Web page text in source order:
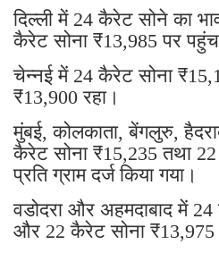
दिल्ली में 24 कैरेट सोने का
कैरेट सोना ₹13,985 पर पहुंच
चेन्नई में 24 कैरेट सोना
₹13,900 रहा।
मुंबई, कोलकाता, बेंगलुरु,
कैरेट सोना ₹15,235 तथा
प्रति ग्राम दर्ज किया गया।
वडोदरा और अहमदाबाद में
और 22 कैरेट सोना ₹13,975